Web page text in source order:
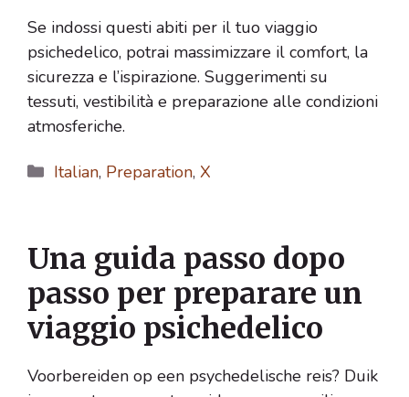
Se indossi questi abiti per il tuo viaggio
psichedelico, potrai massimizzare il comfort, la
sicurezza e l’ispirazione. Suggerimenti su
tessuti, vestibilità e preparazione alle condizioni
atmosferiche.
Categorie
Italian, Preparation, X
Una guida passo dopo
passo per preparare un
viaggio psichedelico
Voorbereiden op een psychedelische reis? Duik